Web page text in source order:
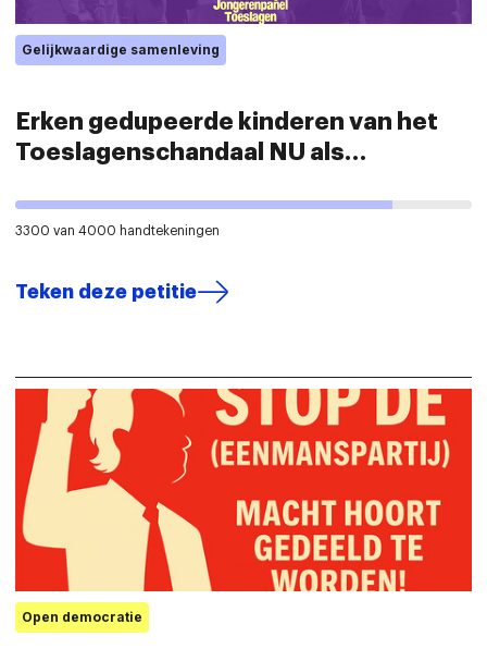
Gelijkwaardige samenleving
Erken gedupeerde kinderen van het
Toeslagenschandaal NU als
3300 van 4000 handtekeningen
Teken deze petitie
Open democratie